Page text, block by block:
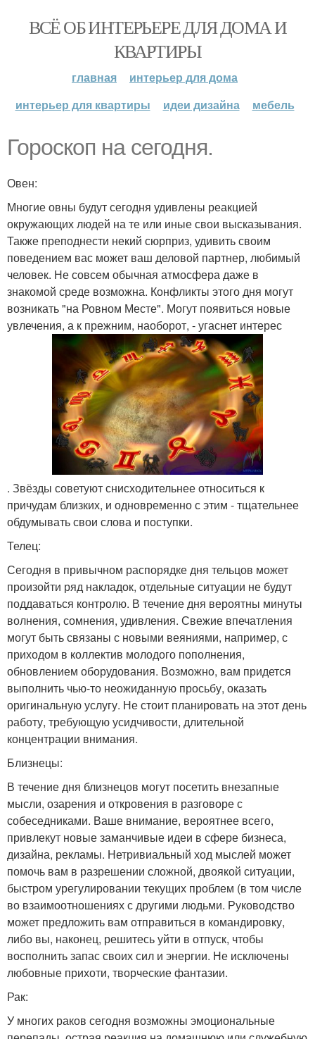
ВСЁ ОБ ИНТЕРЬЕРЕ ДЛЯ ДОМА И
КВАРТИРЫ
главная
интерьер для дома
интерьер для квартиры
идеи дизайна мебель
Гороскоп на сегодня.
Овен:
Многие овны будут сегодня удивлены реакцией
окружающих людей на те или иные свои высказывания.
Также преподнести некий сюрприз, удивить своим
поведением вас может ваш деловой партнер, любимый
человек. Не совсем обычная атмосфера даже в
знакомой среде возможна. Конфликты этого дня могут
возникать "на Ровном Месте". Могут появиться новые
увлечения, а к прежним, наоборот, - угаснет интерес
. Звёзды советуют снисходительнее относиться к
причудам близких, и одновременно с этим - тщательнее
обдумывать свои слова и поступки.
Телец:
Сегодня в привычном распорядке дня тельцов может
произойти ряд накладок, отдельные ситуации не будут
поддаваться контролю. В течение дня вероятны минуты
волнения, сомнения, удивления. Свежие впечатления
могут быть связаны с новыми веяниями, например, с
приходом в коллектив молодого пополнения,
обновлением оборудования. Возможно, вам придется
выполнить чью-то неожиданную просьбу, оказать
оригинальную услугу. Не стоит планировать на этот день
работу, требующую усидчивости, длительной
концентрации внимания.
Близнецы:
В течение дня близнецов могут посетить внезапные
мысли, озарения и откровения в разговоре с
собеседниками. Ваше внимание, вероятнее всего,
привлекут новые заманчивые идеи в сфере бизнеса,
дизайна, рекламы. Нетривиальный ход мыслей может
помочь вам в разрешении сложной, двоякой ситуации,
быстром урегулировании текущих проблем (в том числе
во взаимоотношениях с другими людьми. Руководство
может предложить вам отправиться в командировку,
либо вы, наконец, решитесь уйти в отпуск, чтобы
восполнить запас своих сил и энергии. Не исключены
любовные прихоти, творческие фантазии.
Рак:
У многих раков сегодня возможны эмоциональные